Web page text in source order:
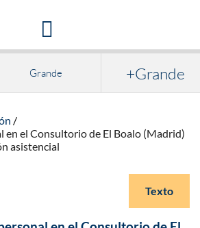
Grande +Grande
en el Consultorio de El Boalo (Madrid)
asistencial
Texto